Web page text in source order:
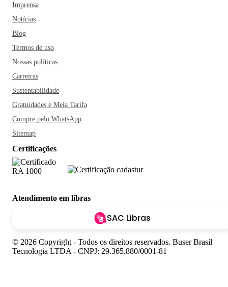
Imprensa
Notícias
Blog
Termos de uso
Nossas políticas
Carreiras
Sustentabilidade
Gratuidades e Meia Tarifa
Compre pelo WhatsApp
Sitemap
Certificações
Atendimento em libras
SAC Libras
© 2026 Copyright - Todos os direitos reservados. Buser Brasil
Tecnologia LTDA - CNPJ: 29.365.880/0001-81